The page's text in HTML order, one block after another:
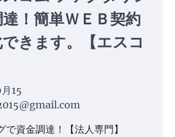
！簡単ＷＥＢ契約
きます。【エスコ
15
で資金調達！【法人専門】